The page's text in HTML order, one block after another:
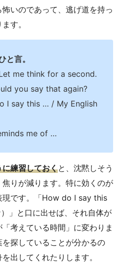
いのであって、逃げ道を持っ
す。
と言。
Let me think for a second.
you say that again?
I say this … / My English
me of …
練習しておくと、沈黙しそう
りが減ります。特に効くのが
現です。「How do I say this
」と口に出せば、それ自体が
考えている時間」に変わりま
探していることが分かるの
出してくれたりします。